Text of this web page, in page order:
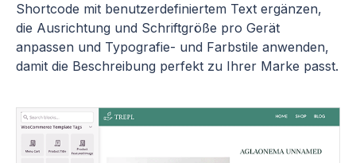
Shortcode mit benutzerdefiniertem Text ergänzen,
die Ausrichtung und Schriftgröße pro Gerät
anpassen und Typografie- und Farbstile anwenden,
damit die Beschreibung perfekt zu Ihrer Marke passt.